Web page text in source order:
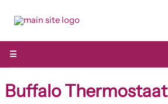
naar
inhoud
☰
Buffalo Thermostaat